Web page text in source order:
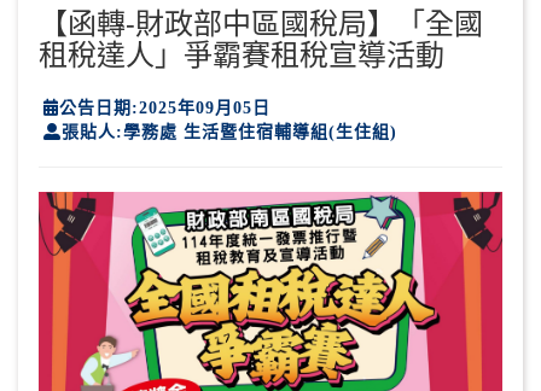
【函轉-財政部中區國稅局】「全國
租稅達人」爭霸賽租稅宣導活動
公告日期:2025年09月05日
張貼人:學務處 生活暨住宿輔導組(生住組)